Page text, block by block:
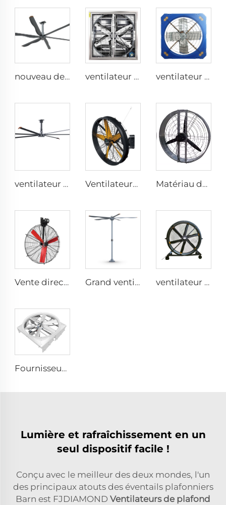
nouveau design de ventilateur plafond commercial à 6 pales avec moteur AC ventilateur mural industriel de 1530 mm en acier galvanisé inoxydable pour étable à vaches ventilateur de serre de 1,2 m pour le bâtiment d'élevage de bétail et l'extraction laitière
ventilateur industriel électrique de 7,3 m 24 pieds grand ventilateur HVLS pour fermes et entrepôts Ventilateurs industriels à haute vitesse fixés au mur de grande qualité avec moteur 220V pour usines, restaurants, fermes et hôtels Matériau durable grand volume prix usine haute qualité ventilateur rond mural de 950 mm pour étables
Vente directe d'usine Ventilateur de refroidissement avec pales en nylon pour étables laitières et maisons d'élevage de vaches, ventilateurs industriels de ventilation Grand ventilateur géant de 16ft 5m avec moteur PMSM, type ventilateur OEM à grand volume et faible vitesse ventilateur sur pied silencieux 2000 mm 80 pouces 220V/380V en aluminium pour maison, usines et restaurants
Fournisseur d'usine, ventilateurs de circulation de 72 pouces, système d'aération économique pour bâtiment à bétail, extracteurs de toit
Lumière et rafraîchissement en un
seul dispositif facile !
Conçu avec le meilleur des deux mondes, l'un
des principaux atouts des éventails plafonniers
Barn est FJDIAMOND Ventilateurs de plafond